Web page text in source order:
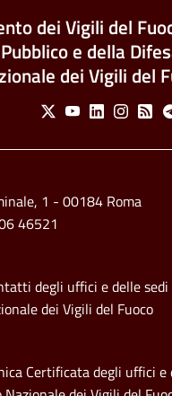
dei Vigili del
e della
dei Vigili del
Social Menu
X YoutubeLinkedinFeed
1 - 00184 Roma
46521
degli uffici e delle sedi
dei Vigili del Fuoco
Certificata degli uffici e